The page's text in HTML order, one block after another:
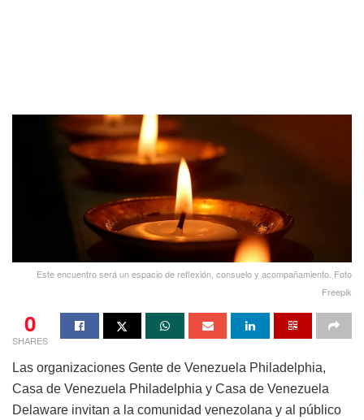
Este encuentro será un espacio de reflexión, consuelo y acompañamiento. Foto
Freepik
0
SHARES
Las organizaciones Gente de Venezuela Philadelphia,
Casa de Venezuela Philadelphia y Casa de Venezuela
Delaware invitan a la comunidad venezolana y al público